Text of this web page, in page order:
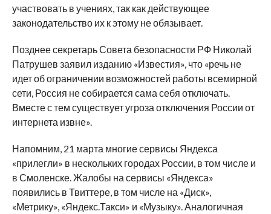
участвовать в учениях, так как действующее
законодательство их к этому не обязывает.
Позднее секретарь Совета безопасности РФ Николай
Патрушев заявил изданию «Известия», что «речь не
идет об ограничении возможностей работы всемирной
сети, Россия не собирается сама себя отключать.
Вместе с тем существует угроза отключения России от
интернета извне».
Напомним, 21 марта многие сервисы Яндекса
«прилегли» в нескольких городах России, в том числе и
в Смоленске. Жалобы на сервисы «Яндекса»
появились в Твиттере, в том числе на «Диск»,
«Метрику», «Яндекс.Такси» и «Музыку». Аналогичная